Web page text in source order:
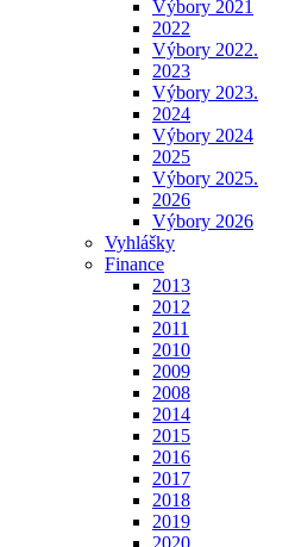
Výbory 2021
2022
Výbory 2022.
2023
Výbory 2023.
2024
Výbory 2024
2025
Výbory 2025.
2026
Výbory 2026
Vyhlášky
Finance
2013
2012
2011
2010
2009
2008
2014
2015
2016
2017
2018
2019
2020